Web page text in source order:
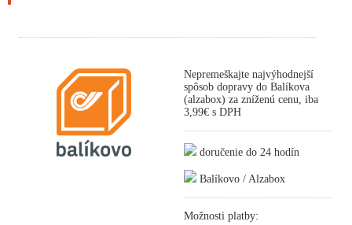
Nepremeškajte najvýhodnejší
spôsob dopravy do Balíkova
(alzabox) za zníženú cenu, iba
3,99€ s DPH
doručenie do 24 hodín
Balíkovo / Alzabox
Možnosti platby: